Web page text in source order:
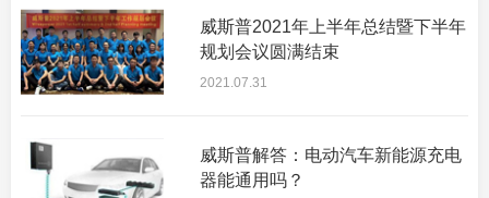
威斯普2021年上半年总结暨下半年
规划会议圆满结束
2021.07.31
威斯普解答：电动汽车新能源充电
器能通用吗？